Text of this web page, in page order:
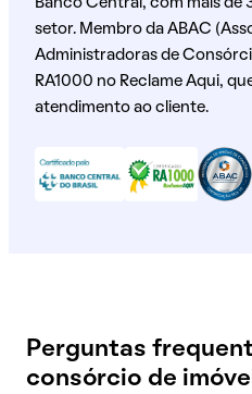
Banco Central, com mais de
setor. Membro da ABAC
Administradoras de
RA1000 no Reclame Aqui,
atendimento ao cliente.
Perguntas
consórcio de